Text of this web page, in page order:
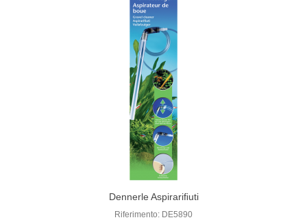
Dennerle Aspirariﬁuti
Riferimento: DE5890